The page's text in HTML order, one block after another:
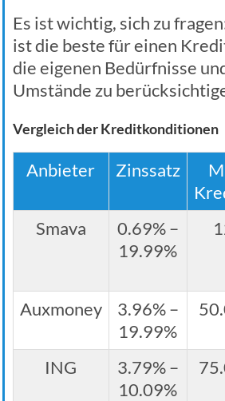
Es ist wichtig, sich zu
ist die beste für einen
die eigenen Bedürfnisse
Umstände zu
Vergleich der Kreditkonditionen
Anbieter Zinssatz
Smava
0.69% –
19.99%
Auxmoney
3.96% –
19.99%
ING
3.79% –
10.09%